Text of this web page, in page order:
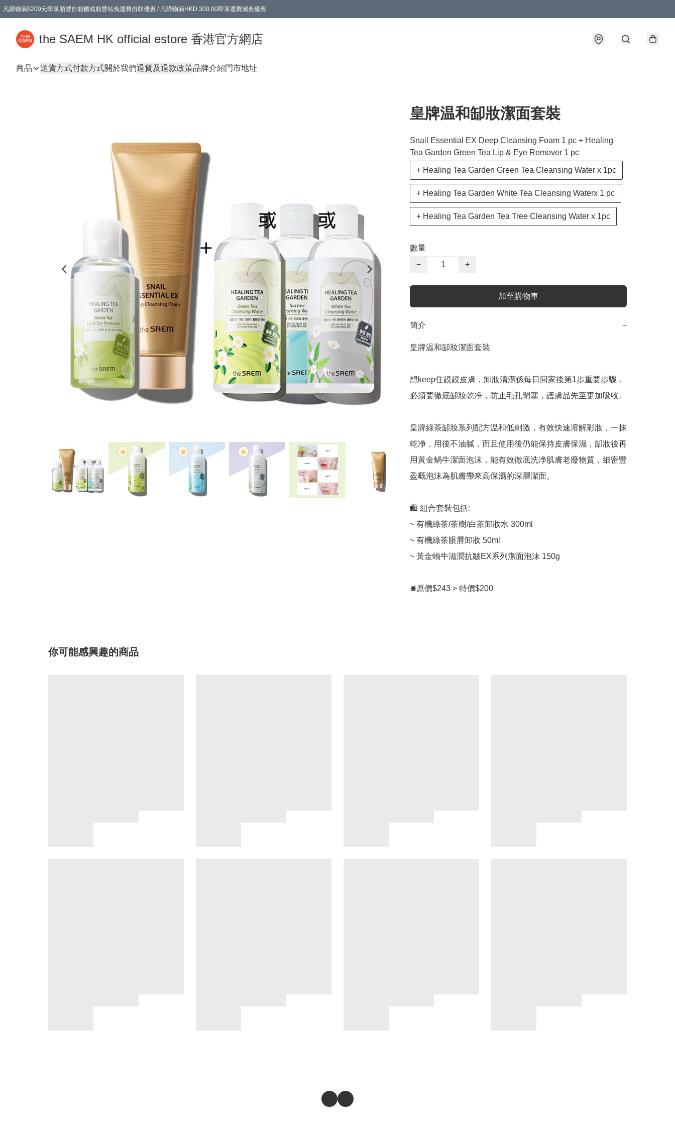
凡購物滿$200元即享順豐自能櫃或順豐站免運費自取優惠 / 凡購物滿HKD 300.00即享運費減免優惠
the SAEM HK official estore 香港官方網店
商品 送貨方式付款方式關於我們退貨及退款政策品牌介紹門市地址
皇牌温和缷妝潔面套裝
Snail Essential EX Deep Cleansing Foam 1 pc + Healing
Tea Garden Green Tea Lip & Eye Remover 1 pc
+ Healing Tea Garden Green Tea Cleansing Water x 1pc
+ Healing Tea Garden White Tea Cleansing Waterx 1 pc
+ Healing Tea Garden Tea Tree Cleansing Water x 1pc
數量
−
+
加至購物車
簡介 −
皇牌温和缷妝潔面套裝
想keep住靚靚皮膚，卸妝清潔係每日回家後第1步重要步驟，
必須要徹底缷妝乾净，防止毛孔閉塞，護膚品先至更加吸收。
皇牌綠茶缷妝系列配方温和低刺激，有效快速溶解彩妝，一抹
乾净，用後不油膩，而且使用後仍能保持皮膚保濕，缷妝後再
用黃金蝸牛潔面泡沫，能有效徹底洗净肌膚老廢物質，細密豐
盈嘅泡沫為肌膚帶來高保濕的深層潔面。
🛍️ 組合套裝包括:
~ 有機綠茶/茶樹/白茶卸妝水 300ml
~ 有機綠茶眼唇卸妝 50ml
~ 黃金蝸牛滋潤抗皺EX系列潔面泡沫 150g
🛎️原價$243 > 特價$200
你可能感興趣的商品